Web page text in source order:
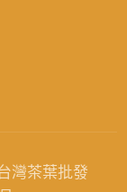
灣茶葉批發